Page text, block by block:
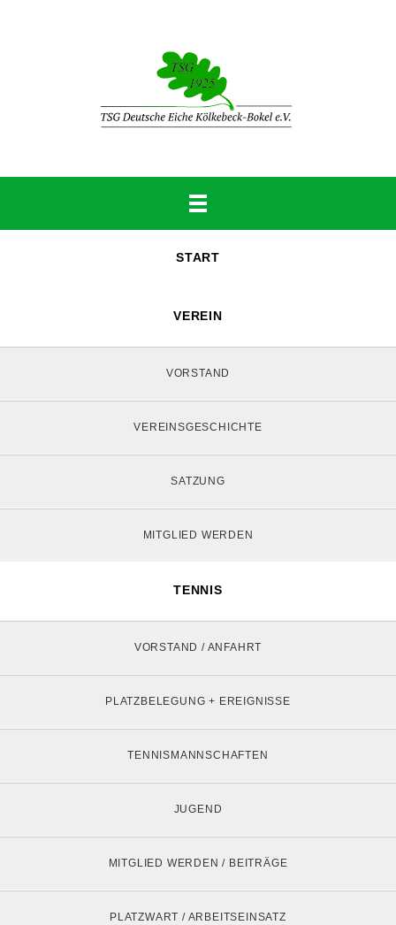
START
VEREIN
VORSTAND
VEREINSGESCHICHTE
SATZUNG
MITGLIED WERDEN
TENNIS
VORSTAND / ANFAHRT
PLATZBELEGUNG + EREIGNISSE
TENNISMANNSCHAFTEN
JUGEND
MITGLIED WERDEN / BEITRÄGE
PLATZWART / ARBEITSEINSATZ